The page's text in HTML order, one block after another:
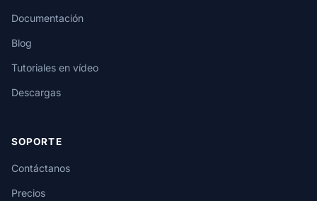
Documentación
Blog
Tutoriales en vídeo
Descargas
SOPORTE
Contáctanos
Precios